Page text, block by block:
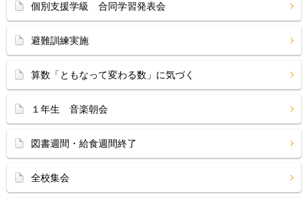
個別支援学級 合同学習発表会
避難訓練実施
算数「ともなって変わる数」に気づく
１年生 音楽朝会
図書週間・給食週間終了
全校集会